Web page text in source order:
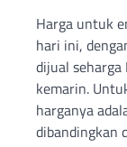
Harga untuk
hari ini,
dijual
kemarin.
harganya
dibandingkan